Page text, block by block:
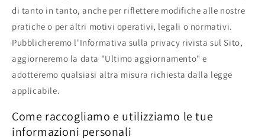
di tanto in tanto, anche per riflettere modifiche alle nostre
pratiche o per altri motivi operativi, legali o normativi.
Pubblicheremo l'Informativa sulla privacy rivista sul Sito,
aggiorneremo la data "Ultimo aggiornamento" e
adotteremo qualsiasi altra misura richiesta dalla legge
applicabile.
Come raccogliamo e utilizziamo le tue
informazioni personali